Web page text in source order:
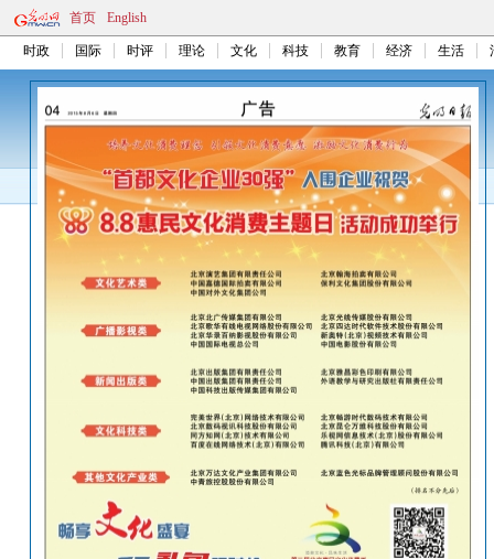
首页 English
时政 国际 时评 理论 文化 科技 教育 经济 生活